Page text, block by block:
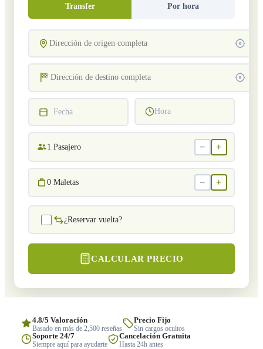
Transfer Por hora
Fecha Hora
1 Pasajero − +
0 Maletas − +
¿Reservar vuelta?
CALCULAR PRECIO
4.8/5 Valoración
Basado en más de 2,500 reseñas
Precio Fijo
Sin cargos ocultos
Soporte 24/7
Siempre aquí para ayudarte
Cancelación Gratuita
Hasta 24h antes